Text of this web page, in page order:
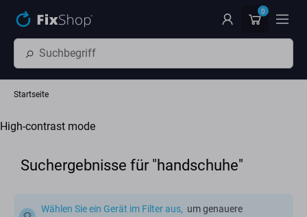
0
Startseite
High-contrast mode
Suchergebnisse für "handschuhe"
Wählen Sie ein Gerät im Filter aus, um genauere